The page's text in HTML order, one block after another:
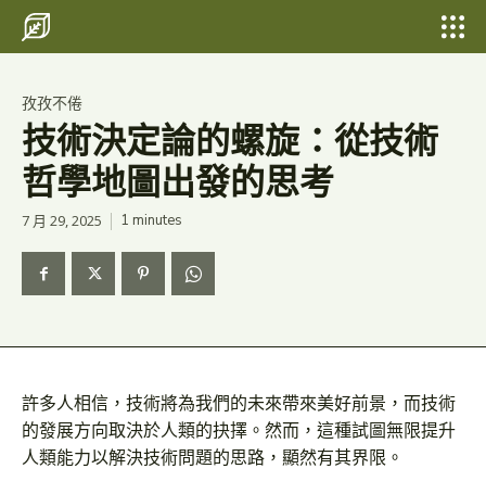
孜孜不倦
技術決定論的螺旋：從技術
哲學地圖出發的思考
7 月 29, 2025 1 minutes
許多人相信，技術將為我們的未來帶來美好前景，而技術
的發展方向取決於人類的抉擇。然而，這種試圖無限提升
人類能力以解決技術問題的思路，顯然有其界限。